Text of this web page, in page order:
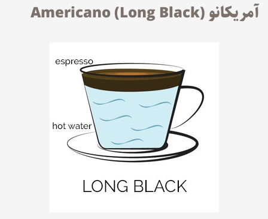
آمریکانو (Americano (Long Black